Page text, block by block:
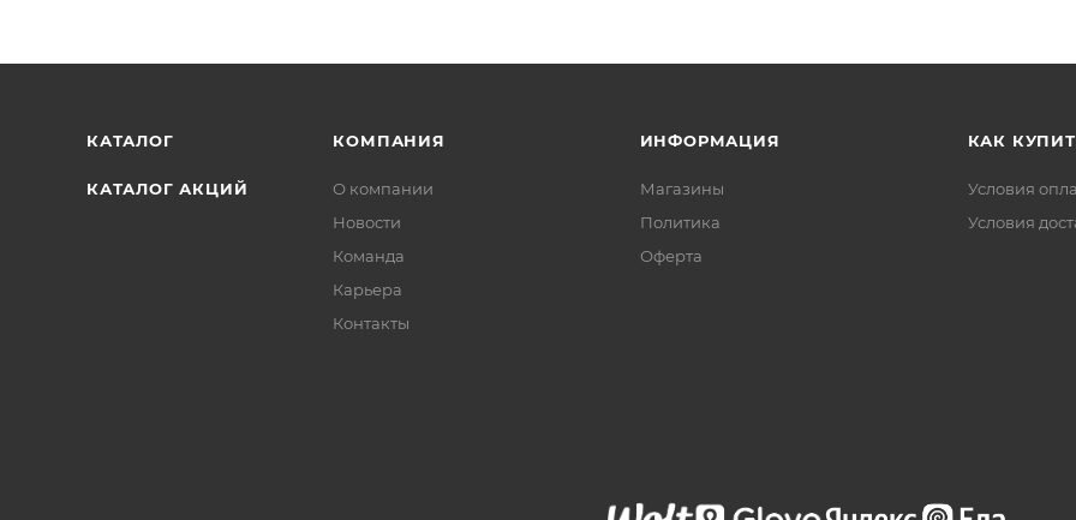
КАТАЛОГ
КАТАЛОГ АКЦИЙ
КОМПАНИЯ
О компании
Новости
Команда
Карьера
Контакты
ИНФОРМАЦИЯ
Магазины
Политика
Офертa
КАК
Условия
Условия